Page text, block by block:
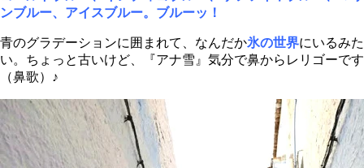
ンブルー、アイスブルー。ブルーッ！
青のグラデーションに囲まれて、なんだか氷の世界にいるみた
い。ちょっと古いけど、『アナ雪』気分で鼻からレリゴーです
（鼻歌）♪